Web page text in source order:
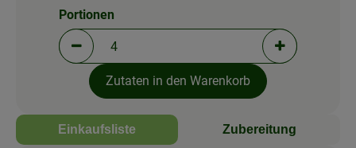
Portionen verringern (aktuell 4 Portionen
Portionen
Portionen
Zutaten in den Warenkorb
Einkaufsliste Zubereitung